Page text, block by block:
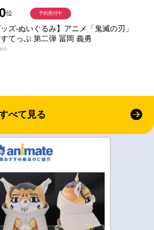
位
ッズ-ぬいぐるみ】アニメ「鬼滅の刃」
てっぷ 第二弾 冨岡 義勇
予約受付中
べて見る